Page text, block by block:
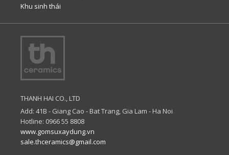
Khu sinh thái
THANH HAI CO., LTD
Add: 41B - Giang Cao - Bat Trang, Gia Lam - Ha Noi
Hotline: 0966 55 8808
www.gomsuxaydung.vn
sale.thceramics@gmail.com